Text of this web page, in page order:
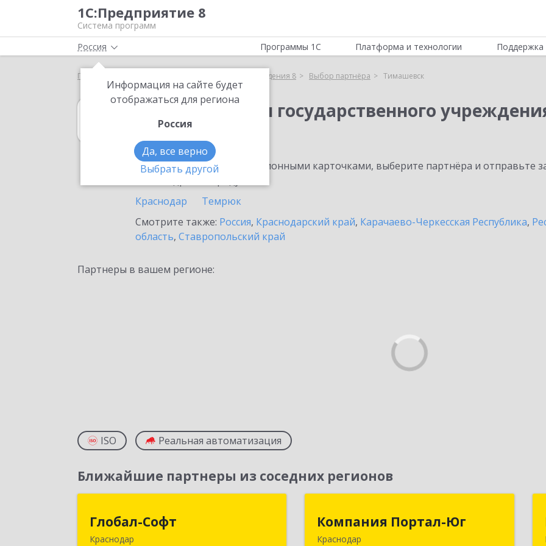
1С:Предприятие 8
Система программ
Россия
Информация на сайте будет
отображаться для региона
Россия
Да, все верно
Выбрать другой
Программы 1С Платформа и технологии Поддержка
Главная 1С:Бухгалтерия государственного учреждения 8 Выбор партнёра Тимашевск
1С:Бухгалтерия государственного
в Тимашевске
Ознакомьтесь с информационными карточками, выберите партнёра и отправьте
Краснодар
Темрюк
Смотрите также: Россия, Краснодарский край, Карачаево-Черкесская Республика,
область, Ставропольский край
Партнеры в вашем регионе:
ISO Реальная автоматизация
Ближайшие партнеры из соседних регионов
Глобал-Софт
Краснодар
Компания Портал-Юг
Краснодар